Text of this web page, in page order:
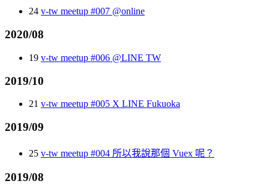
24 v-tw meetup #007 @online
2020/08
19 v-tw meetup #006 @LINE TW
2019/10
21 v-tw meetup #005 X LINE Fukuoka
2019/09
25 v-tw meetup #004 所以我說那個 Vuex 呢？
2019/08